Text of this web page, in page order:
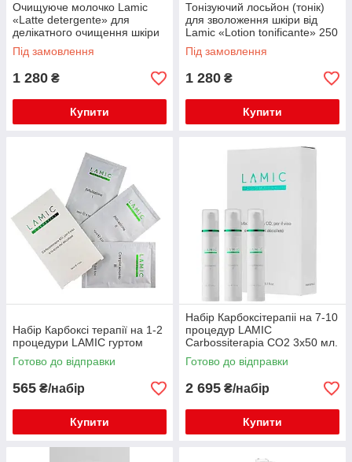
Очищуюче молочко Lamic
«Latte detergente» для
делікатного очищення шкіри
250 мл
Під замовлення
1 280 ₴
Купити
Тонізуючий лосьйон (тонік)
для зволоження шкіри від
Lamic «Lotion tonificante» 250
мл
Під замовлення
1 280 ₴
Купити
Набір Карбоксі терапії на 1-2
процедури LAMIC гуртом
Готово до відправки
565 ₴/набір
Купити
Набір Карбоксітерапіі на 7-10
процедур LAMIC
Carbossiterapia CO2 3x50 мл.
Готово до відправки
2 695 ₴/набір
Купити